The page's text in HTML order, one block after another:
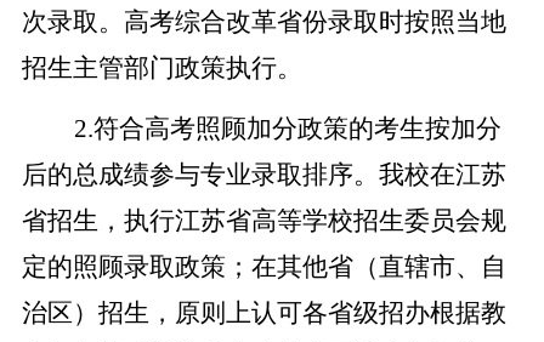
次录取。高考综合改革省份录取时按照当地
招生主管部门政策执行。
2.符合高考照顾加分政策的考生按加分
后的总成绩参与专业录取排序。我校在江苏
省招生，执行江苏省高等学校招生委员会规
定的照顾录取政策；在其他省（直辖市、自
治区）招生，原则上认可各省级招办根据教